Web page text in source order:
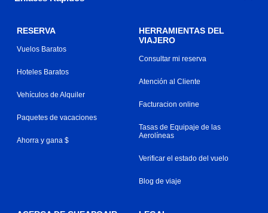
RESERVA
Vuelos Baratos
Hoteles Baratos
Vehículos de Alquiler
Paquetes de vacaciones
Ahorra y gana $
HERRAMIENTAS DEL
VIAJERO
Consultar mi reserva
Atención al Cliente
Facturacion online
Tasas de Equipaje de las
Aerolíneas
Verificar el estado del vuelo
Blog de viaje